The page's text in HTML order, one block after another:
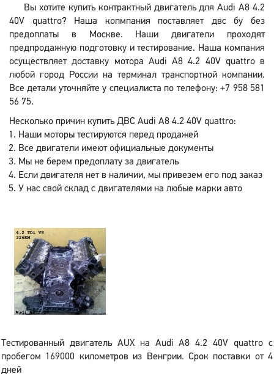
Вы хотите купить контрактный двигатель для Audi A8 4.2
40V quattro? Наша копмпания поставляет двс бу без
предоплаты в Москве. Наши двигатели проходят
предпродажную подготовку и тестирование. Наша компания
осуществляет доставку мотора Audi A8 4.2 40V quattro в
любой город России на терминал транспортной компании.
Все детали уточняйте у специалиста по телефону: +7 958 581
56 75.
Несколько причин купить ДВС Audi A8 4.2 40V quattro:
Наши моторы тестируются перед продажей
Все двигатели имеют официальные документы
Мы не берем предоплату за двигатель
Если двигателя нет в наличии, мы привезем его под заказ
У нас свой склад с двигателями на любые марки авто
Тестированный двигатель AUX на Audi A8 4.2 40V quattro с
пробегом 169000 километров из Венгрии. Срок поставки от 4
дней